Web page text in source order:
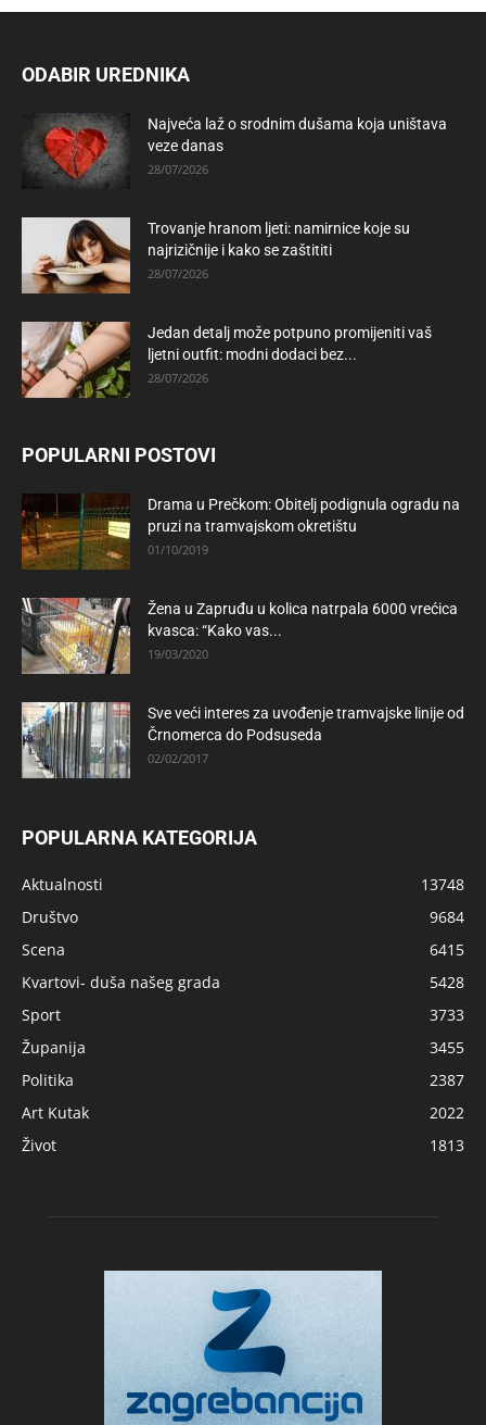
ODABIR UREDNIKA
Najveća laž o srodnim dušama koja uništava
veze danas
28/07/2026
Trovanje hranom ljeti: namirnice koje su
najrizičnije i kako se zaštititi
28/07/2026
Jedan detalj može potpuno promijeniti vaš
ljetni outfit: modni dodaci bez...
28/07/2026
POPULARNI POSTOVI
Drama u Prečkom: Obitelj podignula ogradu na
pruzi na tramvajskom okretištu
01/10/2019
Žena u Zapruđu u kolica natrpala 6000 vrećica
kvasca: “Kako vas...
19/03/2020
Sve veći interes za uvođenje tramvajske linije od
Črnomerca do Podsuseda
02/02/2017
POPULARNA KATEGORIJA
Aktualnosti
13748
Društvo
9684
Scena
6415
Kvartovi- duša našeg grada
5428
Sport
3733
Županija
3455
Politika
2387
Art Kutak
2022
Život
1813